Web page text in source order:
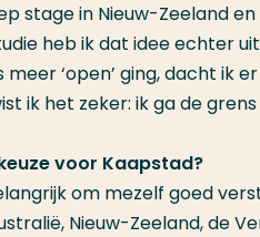
stage in Nieuw-Zeeland
heb ik dat idee echter
meer ‘open’ ging, dacht ik
ik het zeker: ik ga de
voor Kaapstad?
om mezelf goed
Nieuw-Zeeland, de